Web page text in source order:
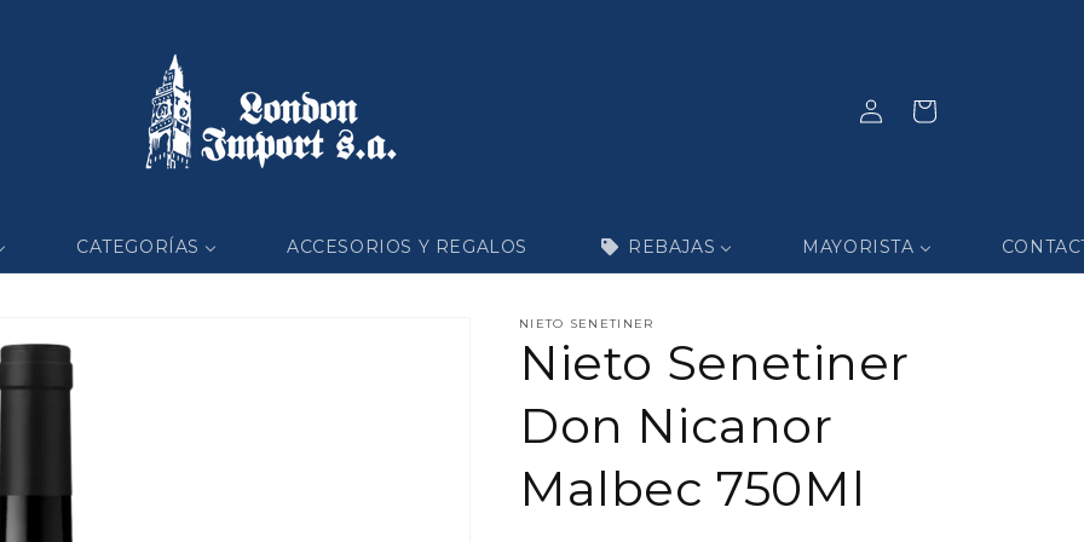
CATEGORÍAS ACCESORIOS Y REGALOS REBAJAS MAYORISTA
sesión
Carrito
NIETO SENETINER
Nieto Senetiner
Don Nicanor
Malbec 750Ml